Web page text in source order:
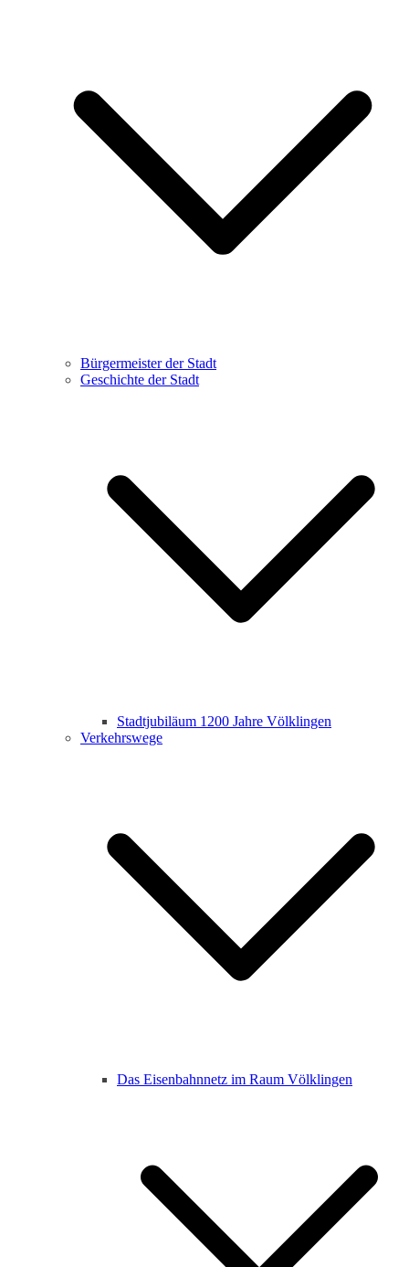
Bürgermeister der Stadt
Geschichte der Stadt
Stadtjubiläum 1200 Jahre Völklingen
Verkehrswege
Das Eisenbahnnetz im Raum Völklingen